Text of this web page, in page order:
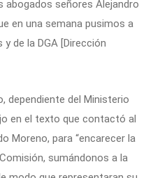
abogados señores Alejandro
en una semana pusimos a
de la DGA [Dirección
dependiente del Ministerio
en el texto que contactó al
Moreno, para “encarecer la
sumándonos a la